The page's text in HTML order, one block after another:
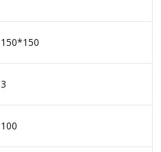
150*150
3
100